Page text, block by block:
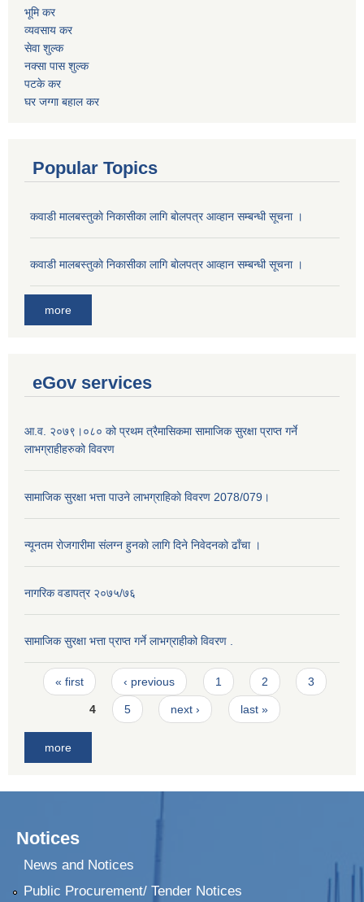
भूमि कर
व्यवसाय कर
सेवा शुल्क
नक्सा पास शुल्क
पटके कर
घर जग्गा बहाल कर
Popular Topics
कवाडी मालबस्तुकाे निकासीका लागि बाेलपत्र आव्हान सम्बन्धी सूचना ।
कवाडी मालबस्तुकाे निकासीका लागि बाेलपत्र आव्हान सम्बन्धी सूचना ।
more
eGov services
आ.व. २०७९।०८० को प्रथम त्रैमासिकमा सामाजिक सुरक्षा प्राप्त गर्ने
लाभग्राहीहरुको विवरण
सामाजिक सुरक्षा भत्ता पाउने लाभग्राहिकाे विवरण 2078/079।
न्यूनतम राेजगारीमा संलग्न हुनकाे लागि दिने निवेदनकाे ढाँचा ।
नागरिक वडापत्र २०७५/७६
सामाजिक सुरक्षा भत्ता प्राप्त गर्ने लाभग्राहीको विवरण .
Pages
« first ‹ previous 1 2 3
4 5 next › last »
more
Notices
News and Notices
Public Procurement/ Tender Notices